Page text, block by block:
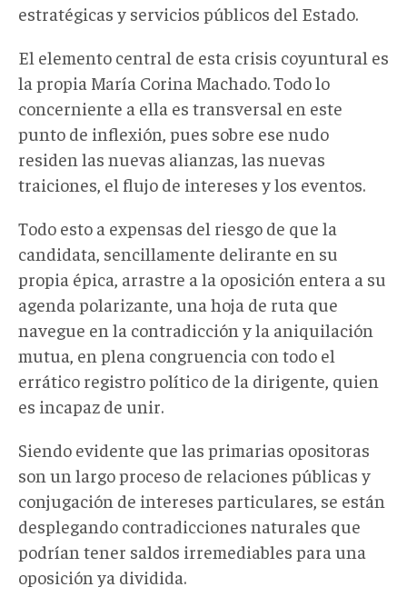
estratégicas y servicios públicos del Estado.
El elemento central de esta crisis coyuntural es
la propia María Corina Machado. Todo lo
concerniente a ella es transversal en este
punto de inflexión, pues sobre ese nudo
residen las nuevas alianzas, las nuevas
traiciones, el flujo de intereses y los eventos.
Todo esto a expensas del riesgo de que la
candidata, sencillamente delirante en su
propia épica, arrastre a la oposición entera a su
agenda polarizante, una hoja de ruta que
navegue en la contradicción y la aniquilación
mutua, en plena congruencia con todo el
errático registro político de la dirigente, quien
es incapaz de unir.
Siendo evidente que las primarias opositoras
son un largo proceso de relaciones públicas y
conjugación de intereses particulares, se están
desplegando contradicciones naturales que
podrían tener saldos irremediables para una
oposición ya dividida.